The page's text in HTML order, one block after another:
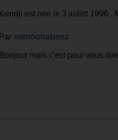
Kendji est née le 3 juillet 1996 .
Par mimounabenz
Bonjour mais c'est pour vous